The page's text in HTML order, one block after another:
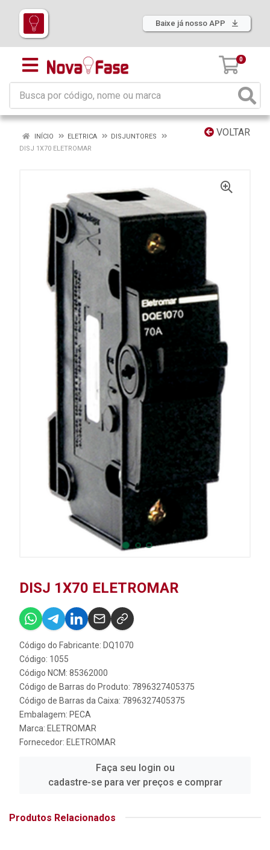
Baixe já nosso APP
0
VOLTAR
INÍCIO ELETRICA
DISJUNTORES
DISJ 1X70 ELETROMAR
DISJ 1X70 ELETROMAR
Código do Fabricante: DQ1070
Código: 1055
Código NCM: 85362000
Código de Barras do Produto: 7896327405375
Código de Barras da Caixa: 7896327405375
Embalagem: PECA
Marca: ELETROMAR
Fornecedor: ELETROMAR
Faça seu login ou
cadastre-se para ver preços e comprar
Produtos Relacionados